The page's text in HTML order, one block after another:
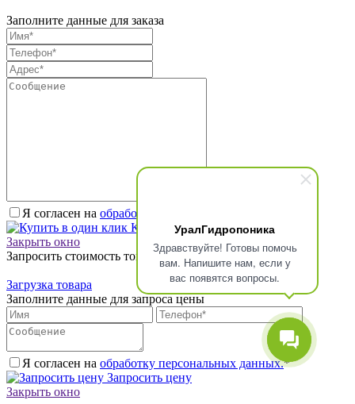
УралГидропоника
Здравствуйте! Готовы помочь
вам. Напишите нам, если у
вас появятся вопросы.
Заполните данные для заказа
Я согласен на обработку персональных данных.
Купить в один клик
Закрыть окно
Запросить стоимость товара
Загрузка товара
Заполните данные для запроса цены
Я согласен на обработку персональных данных.*
Запросить цену
Закрыть окно